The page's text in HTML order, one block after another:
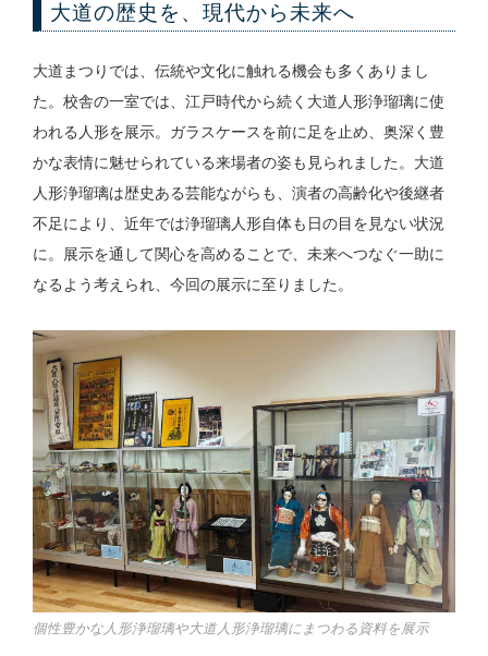
大道の歴史を、現代から未来へ
大道まつりでは、伝統や文化に触れる機会も多くありまし
た。校舎の一室では、江戸時代から続く大道人形浄瑠璃に使
われる人形を展示。ガラスケースを前に足を止め、奥深く豊
かな表情に魅せられている来場者の姿も見られました。大道
人形浄瑠璃は歴史ある芸能ながらも、演者の高齢化や後継者
不足により、近年では浄瑠璃人形自体も日の目を見ない状況
に。展示を通して関心を高めることで、未来へつなぐ一助に
なるよう考えられ、今回の展示に至りました。
個性豊かな人形浄瑠璃や大道人形浄瑠璃にまつわる資料を展示